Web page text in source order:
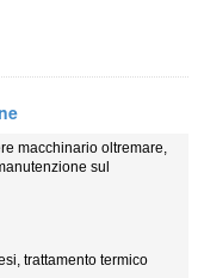
macchinario oltremare,
sul
trattamento termico